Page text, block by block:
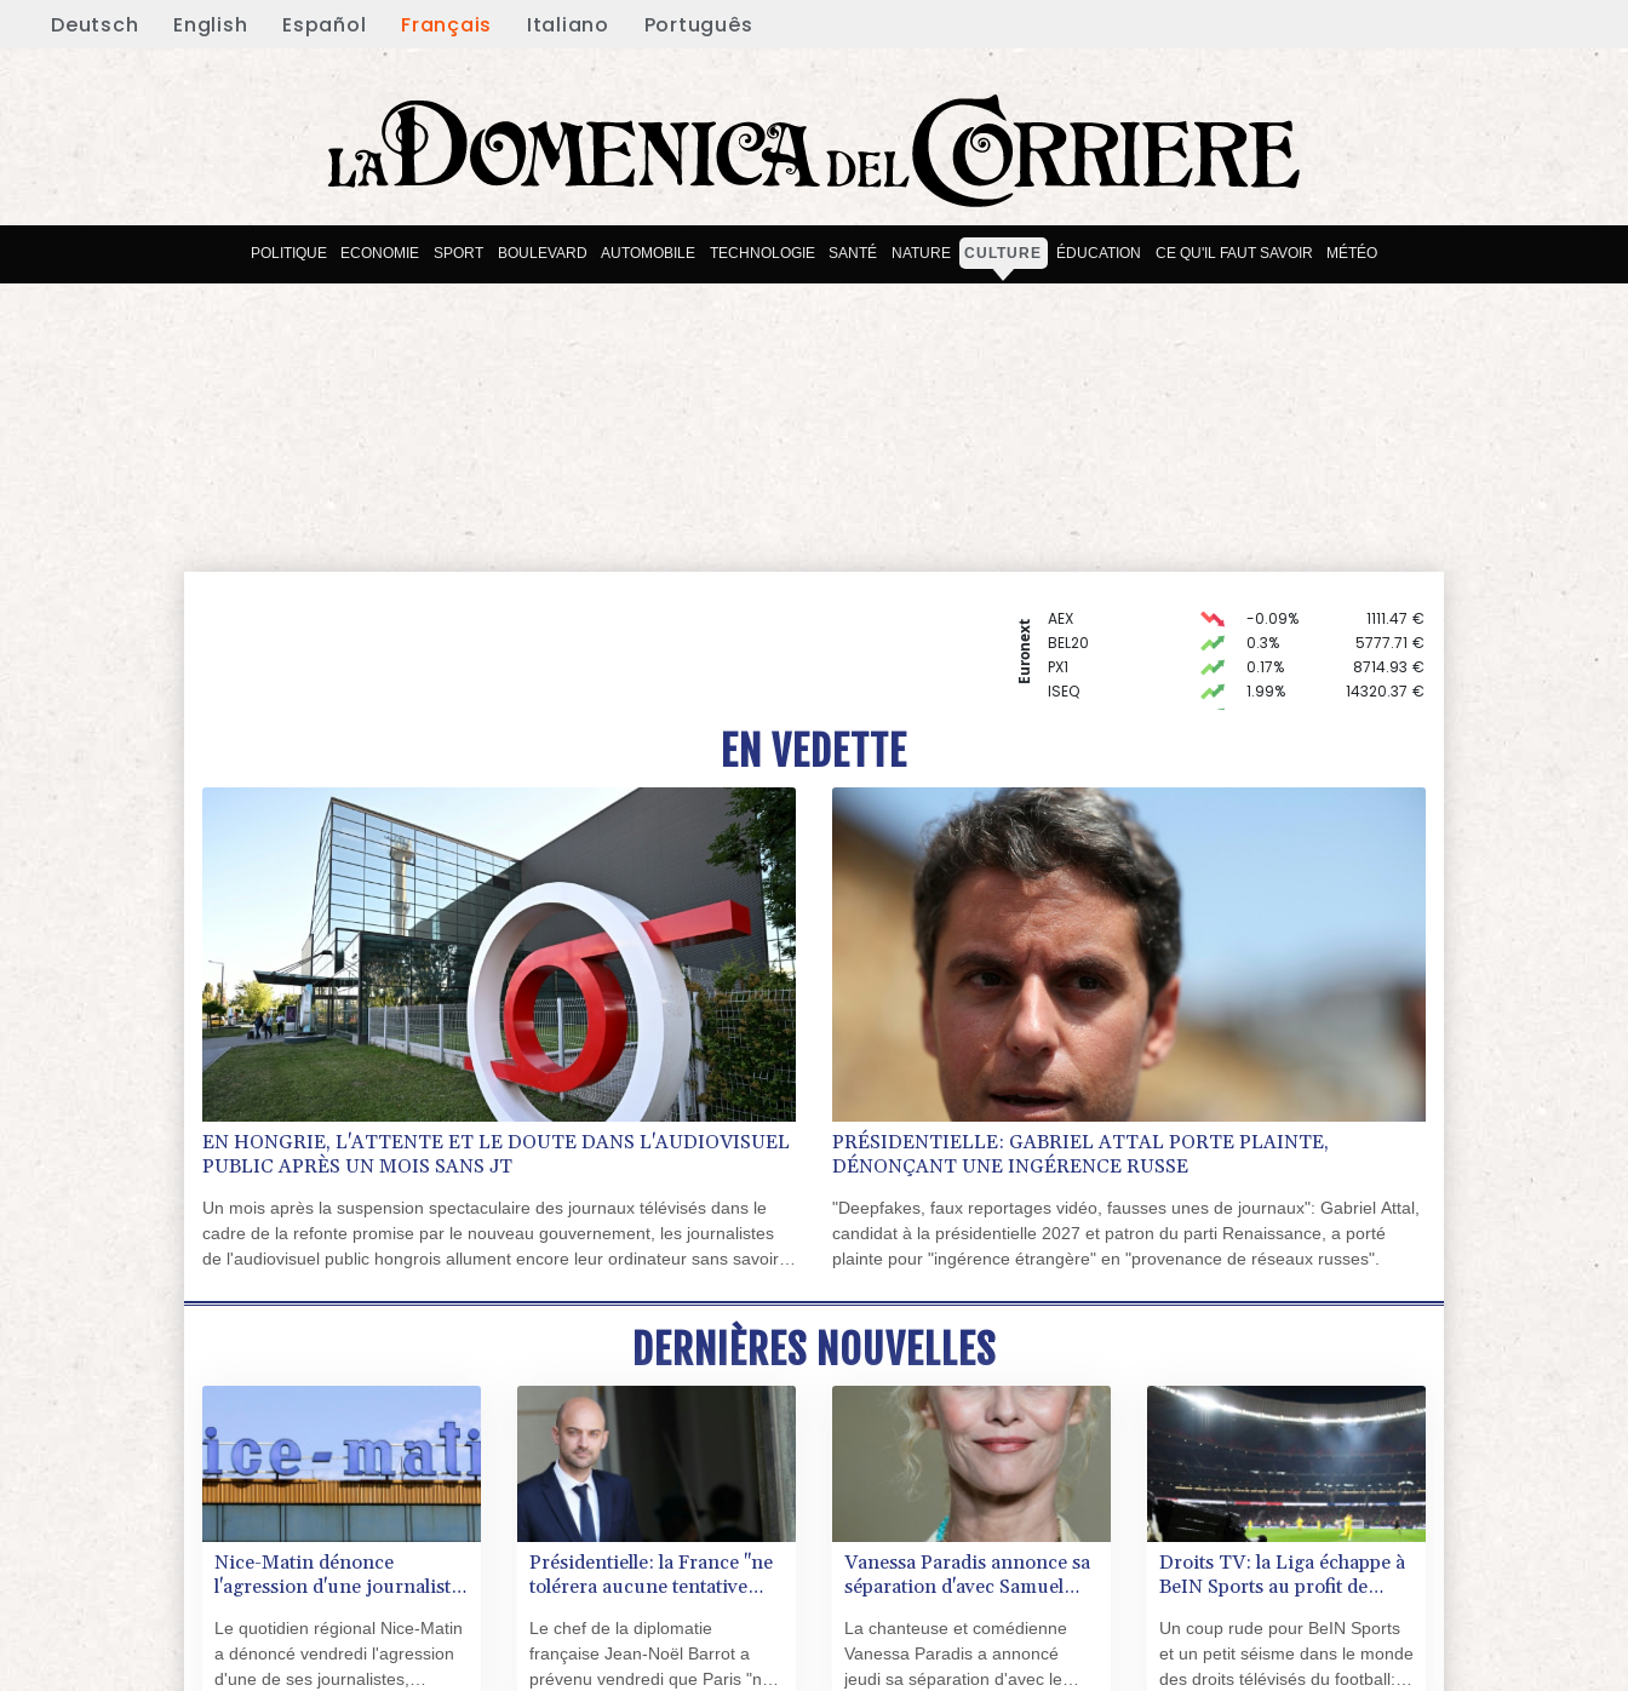
Deutsch English Español Français Italiano Português
POLITIQUE ECONOMIE SPORT BOULEVARD AUTOMOBILE TECHNOLOGIE SANTÉ NATURE CULTURE ÉDUCATION CE QU'IL FAUT SAVOIR MÉTÉO
Euronext
AEX -0.09% 1111.47 €
BEL20
0.3% 5777.71 €
PX1
0.17% 8714.93 €
ISEQ
1.99% 14320.37 €
BIOTK
1.64% 4392.86 €
N150
EN VEDETTE
EN HONGRIE, L'ATTENTE ET LE DOUTE DANS L'AUDIOVISUEL
PUBLIC APRÈS UN MOIS SANS JT
Un mois après la suspension spectaculaire des journaux télévisés dans le
cadre de la refonte promise par le nouveau gouvernement, les journalistes
de l'audiovisuel public hongrois allument encore leur ordinateur sans savoir
PRÉSIDENTIELLE: GABRIEL ATTAL PORTE PLAINTE,
DÉNONÇANT UNE INGÉRENCE RUSSE
"Deepfakes, faux reportages vidéo, fausses unes de journaux": Gabriel Attal,
candidat à la présidentielle 2027 et patron du parti Renaissance, a porté
plainte pour "ingérence étrangère" en "provenance de réseaux russes".
DERNIÈRES NOUVELLES
Nice-Matin dénonce
l'agression d'une journaliste
Cagnes-sur-Mer
Le quotidien régional Nice-Matin
a dénoncé vendredi l'agression
d'une de ses journalistes,
Présidentielle: la France "ne
tolérera aucune tentative
prévient le chef de la
diplomatie
Le chef de la diplomatie
française Jean-Noël Barrot a
prévenu vendredi que Paris "ne
Vanessa Paradis annonce sa
séparation d'avec Samuel
La chanteuse et comédienne
Vanessa Paradis a annoncé
jeudi sa séparation d'avec le
Droits TV: la Liga échappe à
BeIN Sports au profit de
Un coup rude pour BeIN Sports
et un petit séisme dans le monde
des droits télévisés du football: